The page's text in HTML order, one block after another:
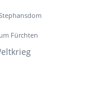
Fürchten